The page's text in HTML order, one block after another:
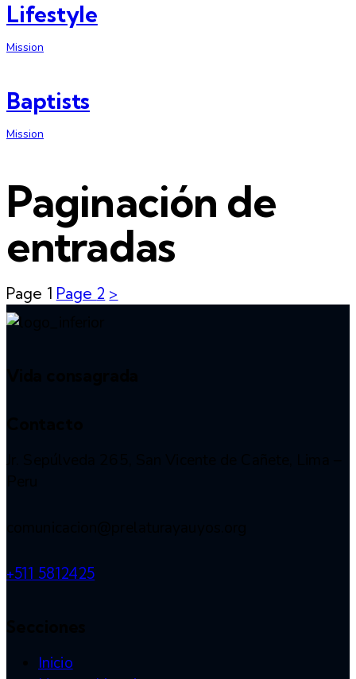
Lifestyle
Mission
Baptists
Mission
Paginación de
entradas
Page 1 Page 2 >
+511 5812425
Inicio